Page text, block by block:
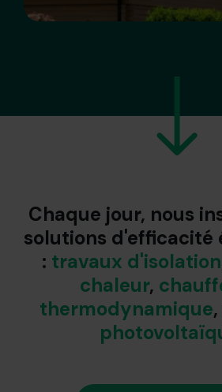
Chaque jour, nous
solutions d'efficacité
: travaux d'isolation
chaleur,
thermodynamique,